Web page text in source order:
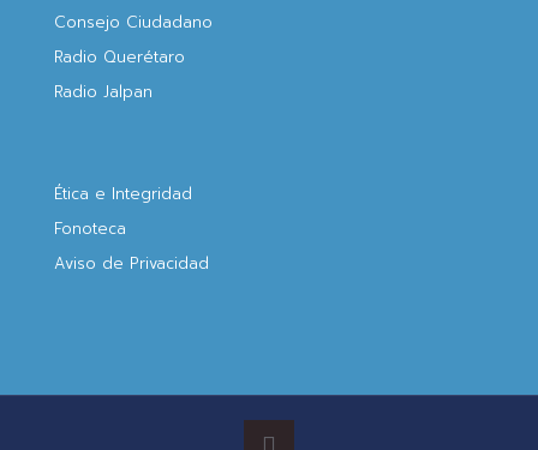
Consejo Ciudadano
Radio Querétaro
Radio Jalpan
Ética e Integridad
Fonoteca
Aviso de Privacidad